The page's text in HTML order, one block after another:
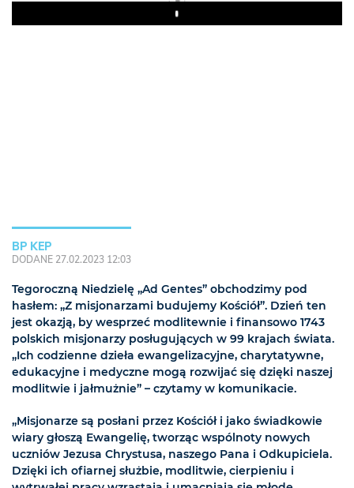
Play
BP KEP
DODANE 27.02.2023 12:03
Tegoroczną Niedzielę „Ad Gentes” obchodzimy pod
hasłem: „Z misjonarzami budujemy Kościół”. Dzień ten
jest okazją, by wesprzeć modlitewnie i finansowo 1743
polskich misjonarzy posługujących w 99 krajach świata.
„Ich codzienne dzieła ewangelizacyjne, charytatywne,
edukacyjne i medyczne mogą rozwijać się dzięki naszej
modlitwie i jałmużnie” – czytamy w komunikacie.
„Misjonarze są posłani przez Kościół i jako świadkowie
wiary głoszą Ewangelię, tworząc wspólnoty nowych
uczniów Jezusa Chrystusa, naszego Pana i Odkupiciela.
Dzięki ich ofiarnej służbie, modlitwie, cierpieniu i